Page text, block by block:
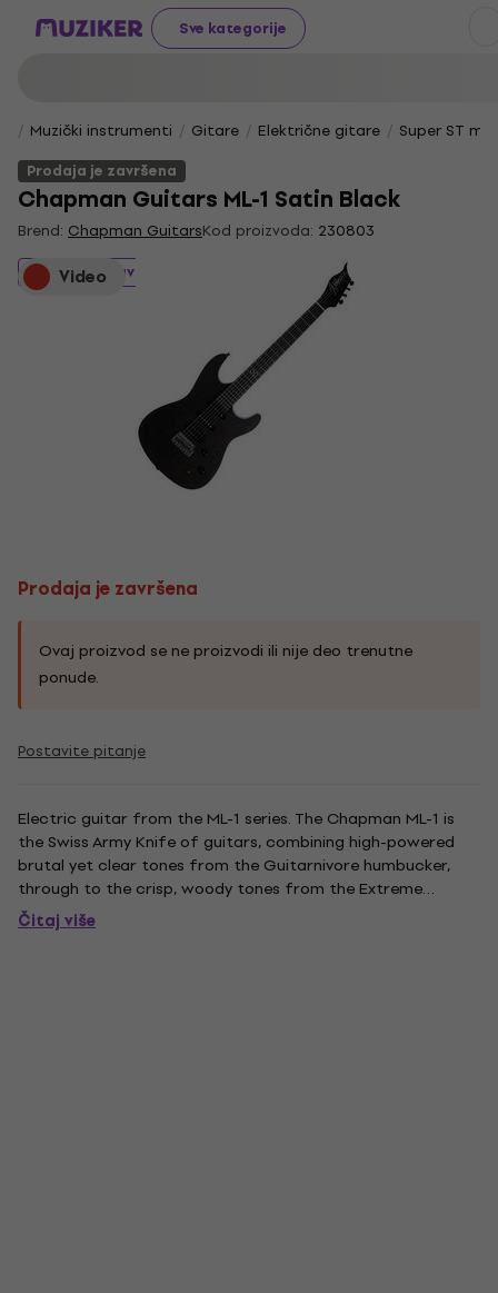
Sve kategorije
Muzički instrumenti Gitare Električne gitare
Super ST
Prodaja je završena
Chapman Guitars ML-1 Satin Black
Brend: Chapman GuitarsKod proizvoda: 230803
Video
Prodaja je završena
Prodaja je završena
Ovaj proizvod se ne proizvodi ili nije deo trenutne
ponude.
Postavite pitanje
Electric guitar from the ML-1 series. The Chapman ML-1 is
the Swiss Army Knife of guitars, combining high-powered
brutal yet clear tones from the Guitarnivore humbucker,
through to the crisp, woody tones from the Extreme
Victory single coils. Equipped with coil splitting, this guitar
can deliver a myriad of awesome sounds to suit any
Čitaj više